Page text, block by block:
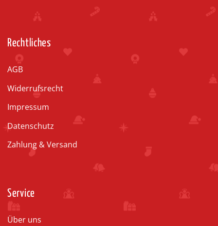
Rechtliches
AGB
Widerrufsrecht
Impressum
Datenschutz
Zahlung & Versand
Service
Über uns